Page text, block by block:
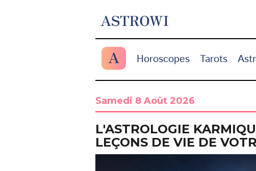
ASTROWI
A Horoscopes Tarots
Samedi 8 Août 2026
L'ASTROLOGIE
LEÇONS DE VIE DE